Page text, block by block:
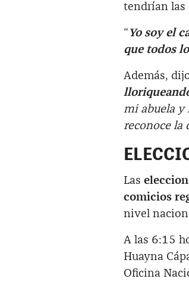
tendrían las
“ Yo soy el
que todos
Además,
mi abuela y
reconoce la
Las
comicios
nivel
A las 6:15
Huayna
Oficina